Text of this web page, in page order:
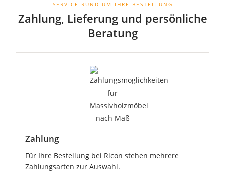
SERVICE RUND UM IHRE BESTELLUNG
Zahlung, Lieferung und persönliche
Beratung
Zahlung
Für Ihre Bestellung bei Ricon stehen mehrere
Zahlungsarten zur Auswahl.